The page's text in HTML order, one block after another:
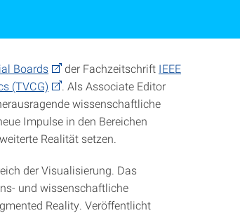
Boards der Fachzeitschrift IEEE
(TVCG)
. Als Associate Editor
wissenschaftliche
Impulse in den Bereichen
Realität setzen.
der Visualisierung. Das
und wissenschaftliche
Reality. Veröffentlicht